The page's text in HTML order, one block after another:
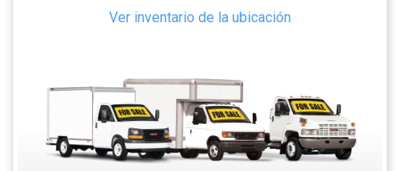
Ver inventario de la ubicación